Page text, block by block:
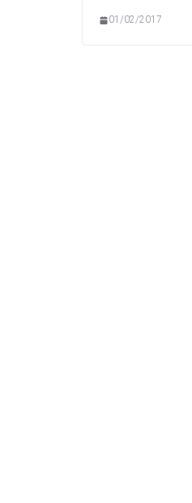
01/02/2017